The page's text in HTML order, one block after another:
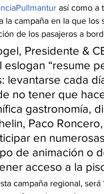
así como a
la campaña en la que
de los pasajeros a
Presidente &
eslogan “resume
levantarse cada
no tener que
gastronomía,
Paco
en
de animación o
acceso a la
campaña regional,